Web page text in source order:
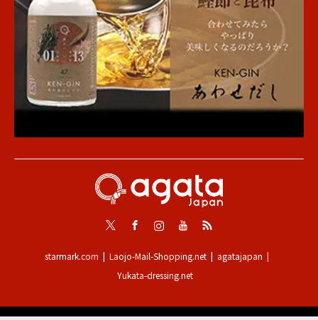
InstagramYoutube
RSS
starmark.com Laojo-Mail-Shopping.net
agatajapan
Yukata-dressing.net